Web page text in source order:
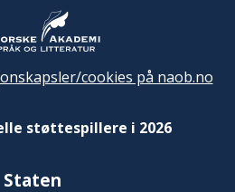
cookies på naob.no
støttespillere i 2026
Staten